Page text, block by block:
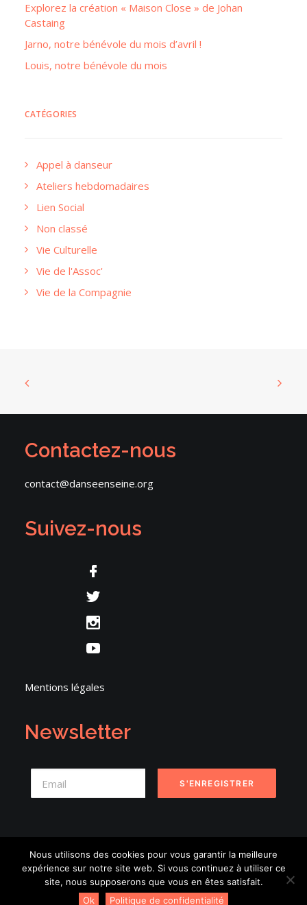
Explorez la création « Maison Close » de Johan
Castaing
Jarno, notre bénévole du mois d’avril !
Louis, notre bénévole du mois
CATÉGORIES
Appel à danseur
Ateliers hebdomadaires
Lien Social
Non classé
Vie Culturelle
Vie de l'Assoc'
Vie de la Compagnie
Contactez-nous
contact@danseenseine.org
Suivez-nous
Mentions légales
Newsletter
© 2026 Danse en Seine. | Tous droits réservés.
Nous utilisons des cookies pour vous garantir la meilleure
expérience sur notre site web. Si vous continuez à utiliser ce
site, nous supposerons que vous en êtes satisfait.
Ok
Politique de confidentialité